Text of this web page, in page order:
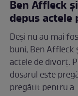
Ben Affleck
depus
Deși nu au mai
buni, Ben Affleck
actele de divorț.
dosarul este
pregătit pentru